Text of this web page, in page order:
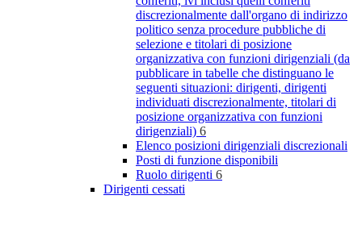
discrezionalmente dall'organo di indirizzo
politico senza procedure pubbliche di
selezione e titolari di posizione
organizzativa con funzioni dirigenziali (da
pubblicare in tabelle che distinguano le
seguenti situazioni: dirigenti, dirigenti
individuati discrezionalmente, titolari di
posizione organizzativa con funzioni
dirigenziali) 6
Elenco posizioni dirigenziali discrezionali
Posti di funzione disponibili
Ruolo dirigenti 6
Dirigenti cessati